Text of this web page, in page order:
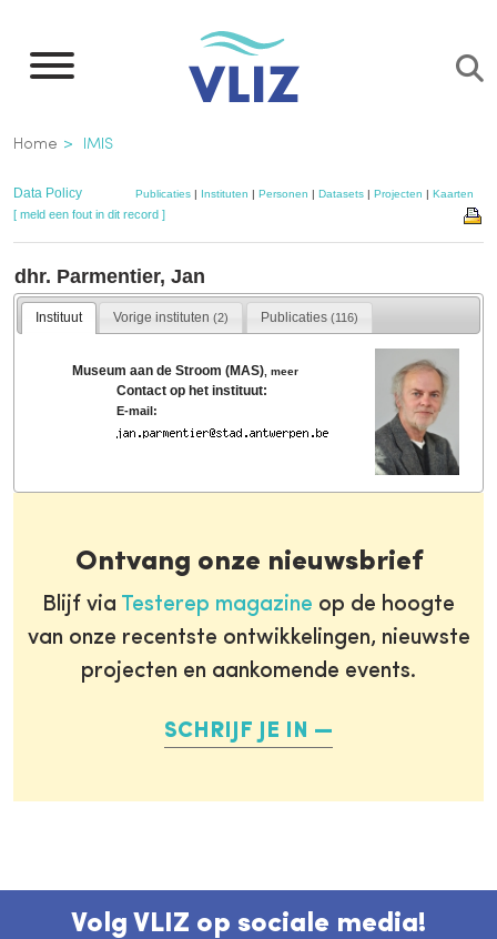
naar
inhoud
gaan
Kruimelpad
Home IMIS
Data Policy Publicaties| Instituten | Personen | Datasets| Projecten | Kaarten
[ meld een fout in dit record ]
dhr. Parmentier, Jan
Instituut Vorige instituten(2) Publicaties (116)
Museum aan de Stroom (MAS) ,meer
Contact op het instituut:
E-mail:
Ontvang onze nieuwsbrief
Blijf via Testerep magazine op de hoogte
van onze recentste ontwikkelingen, nieuwste
projecten en aankomende events.
SCHRIJF JE IN
Volg VLIZ op sociale media!